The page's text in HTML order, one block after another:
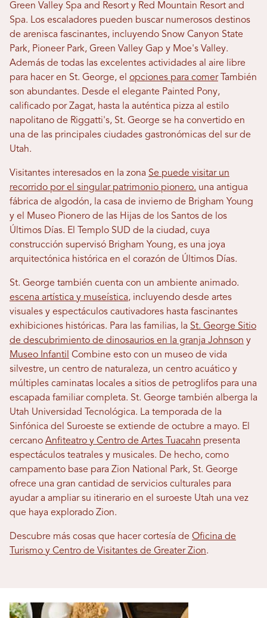
Green Valley Spa and Resort y Red Mountain Resort and
Spa. Los escaladores pueden buscar numerosos destinos
de arenisca fascinantes, incluyendo Snow Canyon State
Park, Pioneer Park, Green Valley Gap y Moe's Valley.
Además de todas las excelentes actividades al aire libre
para hacer en St. George, el opciones para comerTambién
son abundantes. Desde el elegante Painted Pony,
calificado por Zagat, hasta la auténtica pizza al estilo
napolitano de Riggatti's, St. George se ha convertido en
una de las principales ciudades gastronómicas del sur de
Utah.
Visitantes interesados ​​en la zona Se puede visitar un
recorrido por el singular patrimonio pionero. una antigua
fábrica de algodón, la casa de invierno de Brigham Young
y el Museo Pionero de las Hijas de los Santos de los
Últimos Días. El Templo SUD de la ciudad, cuya
construcción supervisó Brigham Young, es una joya
arquitectónica histórica en el corazón de Últimos Días.
St. George también cuenta con un ambiente animado.
escena artística y museística, incluyendo desde artes
visuales y espectáculos cautivadores hasta fascinantes
exhibiciones históricas. Para las familias, la St. George Sitio
de descubrimiento de dinosaurios en la granja Johnson y
Museo Infantil Combine esto con un museo de vida
silvestre, un centro de naturaleza, un centro acuático y
múltiples caminatas locales a sitios de petroglifos para una
escapada familiar completa. St. George también alberga la
Utah Universidad Tecnológica. La temporada de la
Sinfónica del Suroeste se extiende de octubre a mayo. El
cercano Anfiteatro y Centro de Artes Tuacahn presenta
espectáculos teatrales y musicales. De hecho, como
campamento base para Zion National Park, St. George
ofrece una gran cantidad de servicios culturales para
ayudar a ampliar su itinerario en el suroeste Utah una vez
que haya explorado Zion.
Descubre más cosas que hacer cortesía de Oficina de
Turismo y Centro de Visitantes de Greater Zion.